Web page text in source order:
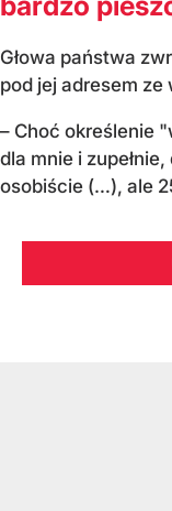
Głowa państwa
pod jej adresem
– Choć określenie
dla mnie i
osobiście (…), ale